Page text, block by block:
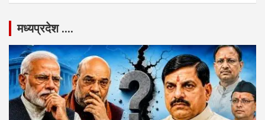
मध्यप्रदेश ….